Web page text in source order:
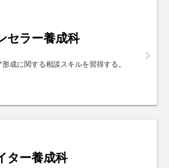
セラー養成科
成に関する相談スキルを習得する。
ター養成科